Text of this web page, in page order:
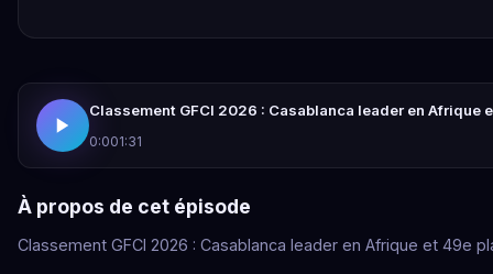
Classement GFCI 2026 : Casablanca leader en Afrique
0:001:31
À propos de cet épisode
Classement GFCI 2026 : Casablanca leader en Afrique et 49e